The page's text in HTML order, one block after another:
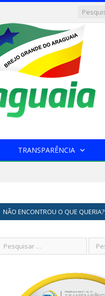
TRANSPARÊNCIA
NÃO ENCONTROU O QUE QUERIA?